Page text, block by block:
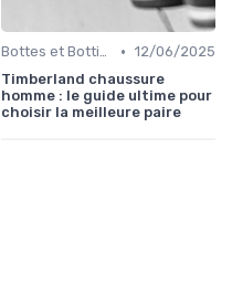
Bottes et Bottines • 12/06/2025
Timberland chaussure
homme : le guide ultime pour
choisir la meilleure paire